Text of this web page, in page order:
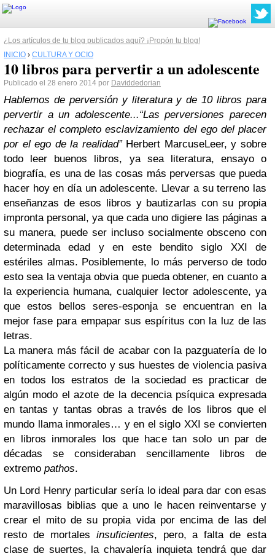
¿Los artículos de tu blog publicados aquí? ¡Propón tu blog!
INICIO › CULTURA Y OCIO
10 libros para pervertir a un adolescente
Publicado el 28 enero 2014 por Daviddedorian
Hablemos de perversión y literatura y de 10 libros para
pervertir a un adolescente...“Las perversiones parecen
rechazar el completo esclavizamiento del ego del placer
por el ego de la realidad”Herbert MarcuseLeer, y sobre
todo leer buenos libros, ya sea literatura, ensayo o
biografía, es una de las cosas más perversas que pueda
hacer hoy en día un adolescente. Llevar a su terreno las
enseñanzas de esos libros y bautizarlas con su propia
impronta personal, ya que cada uno digiere las páginas a
su manera, puede ser incluso socialmente obsceno con
determinada edad y en este bendito siglo XXI de
estériles almas. Posiblemente, lo más perverso de todo
esto sea la ventaja obvia que pueda obtener, en cuanto a
la experiencia humana, cualquier lector adolescente, ya
que estos bellos seres-esponja se encuentran en la
mejor fase para empapar sus espíritus con la luz de las
letras.
La manera más fácil de acabar con la pazguatería de lo
políticamente correcto y sus huestes de violencia pasiva
en todos los estratos de la sociedad es practicar de
algún modo el azote de la decencia psíquica expresada
en tantas y tantas obras a través de los libros que el
mundo llama inmorales… y en el siglo XXI se convierten
en libros inmorales los que hace tan solo un par de
décadas se consideraban sencillamente libros de
extremo pathos.
Un Lord Henry particular sería lo ideal para dar con esas
maravillosas biblias que a uno le hacen reinventarse y
crear el mito de su propia vida por encima de las del
resto de mortales insuficientes, pero, a falta de esta
clase de suertes, la chavalería inquieta tendrá que dar